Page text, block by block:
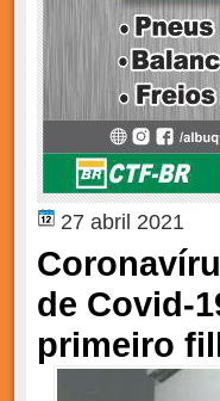
27 abril 2021
de Covid-
primeiro